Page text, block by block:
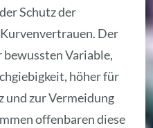
Schutz der
Der
bewussten Variable,
höher für
zur Vermeidung
offenbaren diese